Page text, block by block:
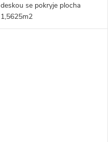
deskou se pokryje plocha
1,5625m2